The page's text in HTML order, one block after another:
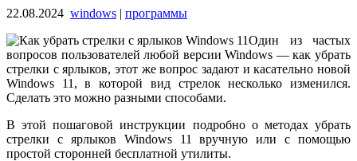
22.08.2024 windows | программы
Один из частых
вопросов пользователей любой версии Windows — как убрать
стрелки с ярлыков, этот же вопрос задают и касательно новой
Windows 11, в которой вид стрелок несколько изменился.
Сделать это можно разными способами.
В этой пошаговой инструкции подробно о методах убрать
стрелки с ярлыков Windows 11 вручную или с помощью
простой сторонней бесплатной утилиты.